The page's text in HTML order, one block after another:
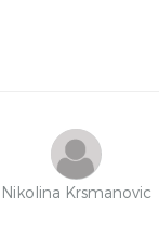
Nikolina Krsmanovic